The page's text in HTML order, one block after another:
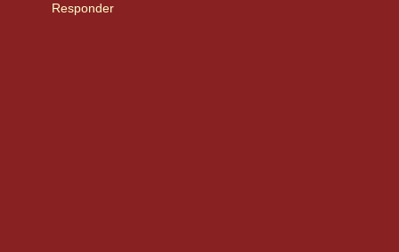
Responder